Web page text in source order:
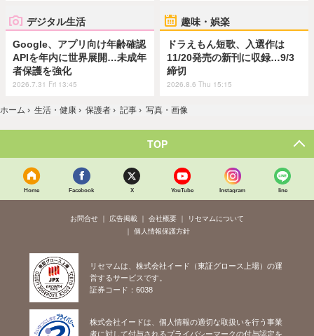
デジタル生活
Google、アプリ向け年齢確認
APIを年内に世界展開…未成年
者保護を強化
2026.7.31 Fri 13:45
趣味・娯楽
ドラえもん短歌、入選作は
11/20発売の新刊に収録…9/3
締切
2026.8.6 Thu 15:15
ホーム › 生活・健康 › 保護者 › 記事 › 写真・画像
TOP
Home Facebook X YouTube Instagram line
お問合せ 広告掲載 会社概要
リセマムについて
個人情報保護方針
リセマムは、株式会社イード（東証グロース上場）の運
営するサービスです。
証券コード：6038
株式会社イードは、個人情報の適切な取扱いを行う事業
者に対して付与されるプライバシーマークの付与認定を